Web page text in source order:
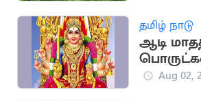
தமிழ் நாடு
ஆடி
Aug 02,